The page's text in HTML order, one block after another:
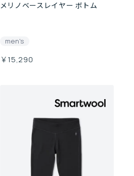
メリノベースレイヤー ボトム
men's
￥15,290